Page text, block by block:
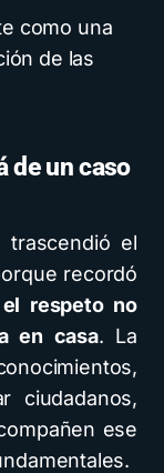
como una
de las
de un caso
trascendió el
recordó
el respeto no
en casa. La
ciudadanos,
ese